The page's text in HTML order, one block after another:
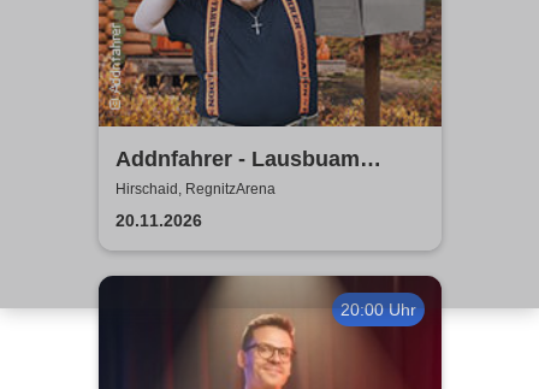
Addnfahrer - Lausbuam
Gschicht'n
Hirschaid, RegnitzArena
20.11.2026
20:00 Uhr